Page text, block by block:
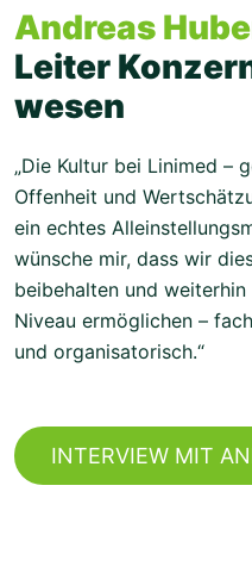
Andreas
Leiter
wesen
„Die Kultur bei Linimed –
Offenheit und
ein echtes
wünsche mir, dass wir
beibehalten und
Niveau ermöglichen –
und organisatorisch.“
INTERVIEW MIT